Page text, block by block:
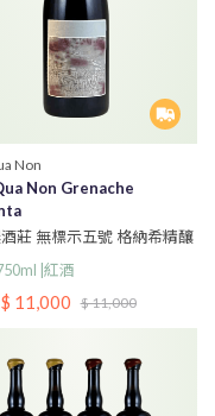
Non
Non Grenache
莊 無標示五號 格納希精釀
|紅酒
$ 11,000 $ 11,000